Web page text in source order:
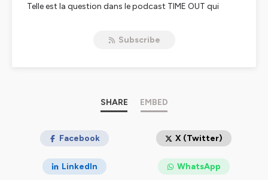
Telle est la question dans le podcast TIME OUT qui
pause en compagnie de nos experts : chirurgiens,
médecins suisses, ce podcast est à l’initiative de
SMARTER(Swiss Medical Association For
partenariat avecBranchet Swiss
, filiale helvétique de
Hébergé par Ausha. Visitez
ausha.co/politique-de-
Subscribe
SHARE EMBED
Facebook X (Twitter)
LinkedIn WhatsApp